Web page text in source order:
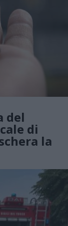
del
di
la